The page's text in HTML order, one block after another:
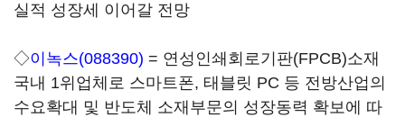
실적 성장세 이어갈 전망
◇이녹스(088390) = 연성인쇄회로기판(FPCB)소재
국내 1위업체로 스마트폰, 태블릿 PC 등 전방산업의
수요확대 및 반도체 소재부문의 성장동력 확보에 따